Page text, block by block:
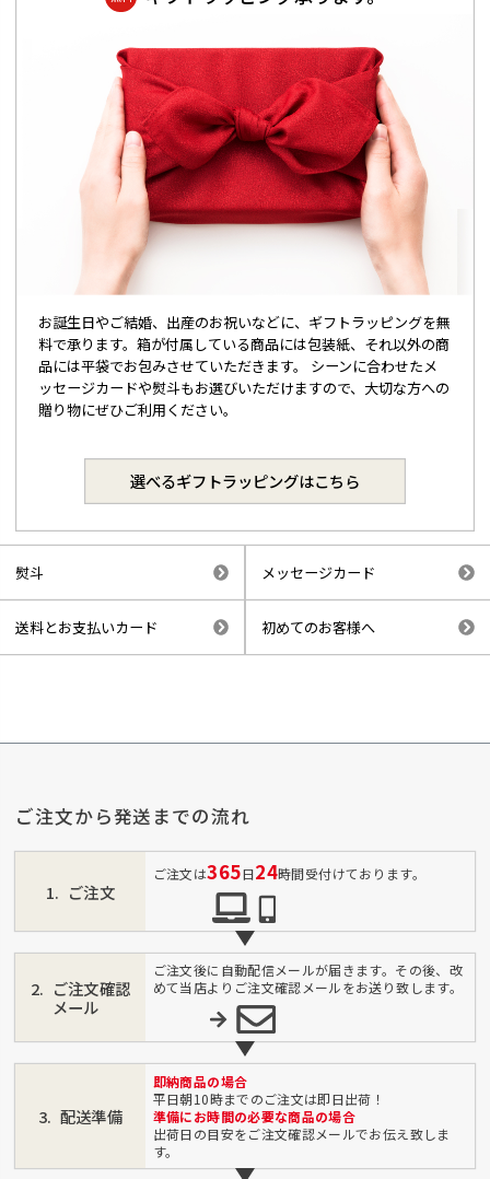
お誕生日やご結婚、出産のお祝いなどに、ギフトラッピングを無
料で承ります。箱が付属している商品には包装紙、それ以外の商
品には平袋でお包みさせていただきます。 シーンに合わせたメ
ッセージカードや熨斗もお選びいただけますので、大切な方への
贈り物にぜひご利用ください。
選べるギフトラッピングはこちら
熨斗 メッセージカード
送料とお支払いカード 初めてのお客様へ
ご注文から発送までの流れ
ご注文
ご注文は365日24時間受付けております。
ご注文確認
メール
ご注文後に自動配信メールが届きます。その後、改
めて当店よりご注文確認メールをお送り致します。
配送準備
即納商品の場合
平日朝10時までのご注文は即日出荷！
準備にお時間の必要な商品の場合
出荷日の目安をご注文確認メールでお伝え致しま
す。